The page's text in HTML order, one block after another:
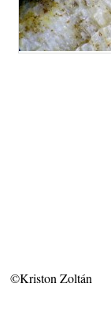
©Kriston Zoltán